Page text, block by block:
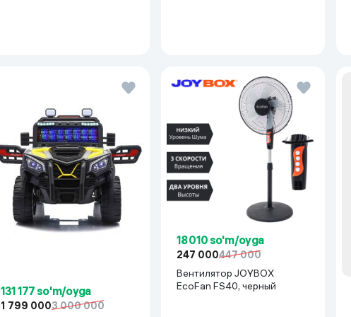
131 177 so'm/oyga
1 799 0003 000 000
18 010 so'm/oyga
247 000447 000
Вентилятор JOYBOX
EcoFan FS40, черный